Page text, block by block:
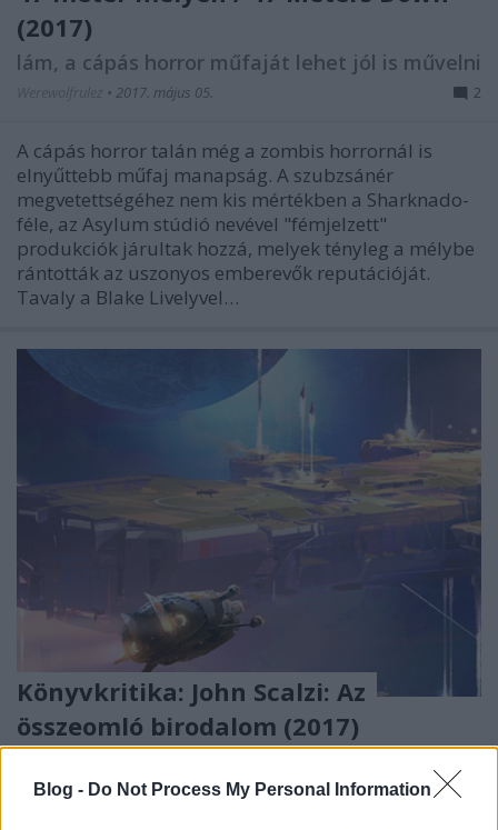
Blog - Do Not Process My Personal Information
(2017)
lám, a cápás horror műfaját lehet jól is művelni
• 2017. május 05. 2
A cápás horror talán még a zombis horrornál is
elnyűttebb műfaj manapság. A szubzsánér
megvetettségéhez nem kis mértékben a Sharknado-
féle, az Asylum stúdió nevével "fémjelzett"
produkciók járultak hozzá, melyek tényleg a mélybe
rántották az uszonyos emberevők reputációját.
Tavaly a Blake Livelyvel…
Könyvkritika: John Scalzi: Az
összeomló birodalom (2017)